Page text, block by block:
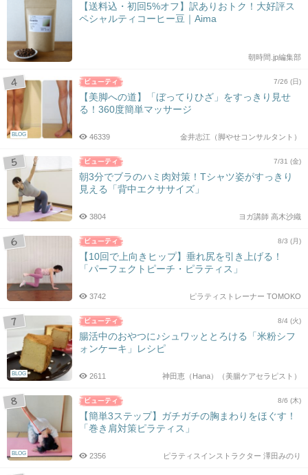
【送料込・初回5%オフ】訳ありおトク！大好評ス
ペシャルティコーヒー豆｜Aima
朝時間.jp編集部
BLOG
7/26 (日)
【美脚への道】「ぼってりひざ」をすっきり見せ
る！360度簡単マッサージ
金井志江（脚やせコンサルタント）
46339
7/31 (金)
朝3分でブラのハミ肉対策！Tシャツ姿がすっきり
見える「背中エクササイズ」
ヨガ講師 高木沙織
3804
8/3 (月)
【10回で上向きヒップ】垂れ尻を引き上げる！
「パーフェクトピーチ・ピラティス」
ピラティストレーナー TOMOKO
3742
BLOG
8/4 (火)
腸活中のおやつに♪シュワッととろける「米粉シフ
ォンケーキ」レシピ
神田恵（Hana）（美腸ケアセラピスト）
2611
BLOG
8/6 (木)
【簡単3ステップ】ガチガチの胸まわりをほぐす！
「巻き肩対策ピラティス」
ピラティスインストラクター 澤田みのり
2356